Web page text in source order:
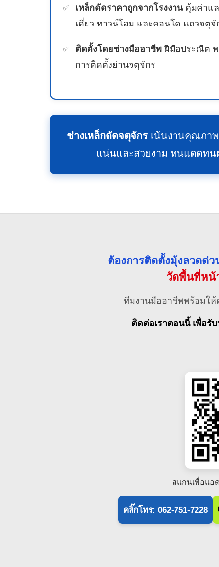
เหล็กดัดราคาถูกจากโรงงานคุ้มค่าแล
เดี่ยว ทาวน์โฮม และคอนโด แถวจตุจั
ติดตั้งโดยช่างมืออาชีพ ฝีมือประณีต พ
การติดตั้งย่านจตุจักร
ช่างเหล็กดัดจตุจักร เน้นงานคุณภา
แน่นและสวยงาม ทนแดดทน
ต้องการติดตั้งมุ้งลวดด่
วัดพื้นที่หน้
ทีมงานมืออาชีพพร้อมให้
ติดต่อเราตอนนี้ เพื่อรั
สแกนเพื่อแอ
คลิ๊กโทร: 062-751-7228